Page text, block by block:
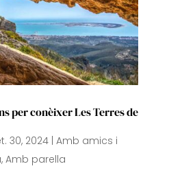
per conèixer Les Terres de
30, 2024| Amb amics i
, Amb parella